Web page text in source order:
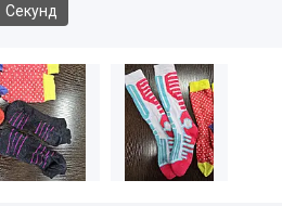
Секунд